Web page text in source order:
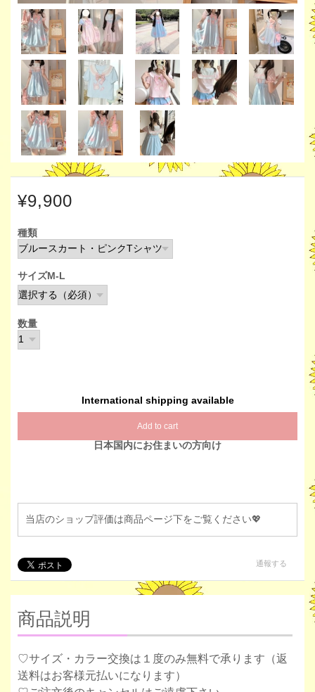
¥9,900
種類
サイズM-L
数量
International shipping available
Add to cart
日本国内にお住まいの方向け
当店のショップ評価は商品ページ下をご覧ください💖
通報する
商品説明
♡サイズ・カラー交換は１度のみ無料で承ります（返
送料はお客様元払いになります）